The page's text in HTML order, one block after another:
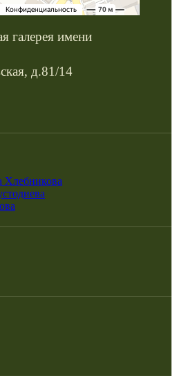
галерея имени
д.81/14
Хлебникова